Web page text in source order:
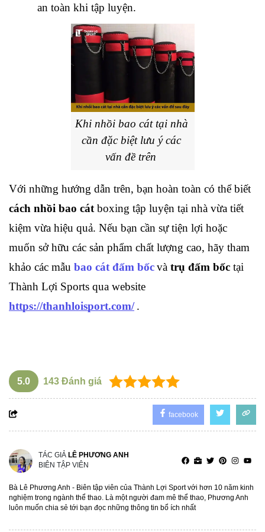
an toàn khi tập luyện.
Khi nhồi bao cát tại nhà
cần đặc biệt lưu ý các
vấn đề trên
cách nhồi bao cát boxing tập luyện tại nhà vừa tiết
kiệm vừa hiệu quả. Nếu bạn cần sự tiện lợi hoặc
muốn sở hữu các sản phẩm chất lượng cao, hãy tham
khảo các mẫu bao cát đấm bốcvà trụ đấm bốc tại
Thành Lợi Sports qua website
https://thanhloisport.com/ .
5.0 143 Đánh giá
facebook
TÁC GIẢ LÊ PHƯƠNG ANH
BIÊN TẬP VIÊN
Bà Lê Phương Anh - Biên tập viên của Thành Lợi Sport với hơn 10 năm kinh
nghiệm trong ngành thể thao. Là một người đam mê thể thao, Phương Anh
luôn muốn chia sẻ tới bạn đọc những thông tin bổ ích nhất